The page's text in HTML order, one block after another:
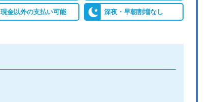
現金以外の支払い可能 深夜・早朝割増なし